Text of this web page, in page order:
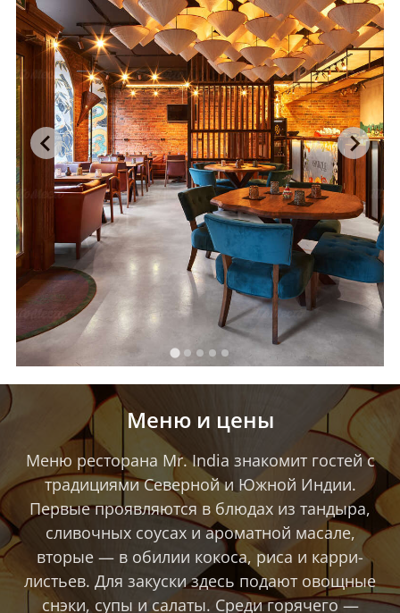
Меню и цены
Меню ресторана Mr. India знакомит гостей с
традициями Северной и Южной Индии.
Первые проявляются в блюдах из тандыра,
сливочных соусах и ароматной масале,
вторые — в обилии кокоса, риса и карри-
листьев. Для закуски здесь подают овощные
снэки, супы и салаты. Среди горячего —